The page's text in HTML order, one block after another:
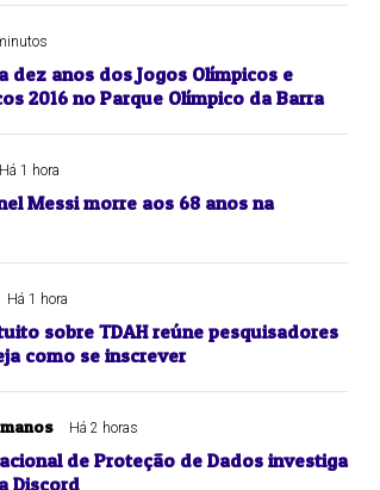
dez anos dos Jogos Olímpicos e
2016 no Parque Olímpico da Barra
Há 1 hora
Messi morre aos 68 anos na
Há 1 hora
sobre TDAH reúne pesquisadores
como se inscrever
Há 2 horas
de Proteção de Dados investiga
Discord